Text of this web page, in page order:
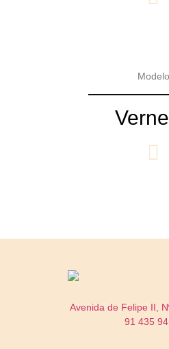
Modelo
Avenida de Felipe II,
91 435